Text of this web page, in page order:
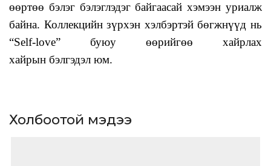
өөртөө бэлэг бэлэглэдэг байгаасай хэмээн уриалж
байна. Коллекцийн зүрхэн хэлбэртэй бөгжнүүд нь
“Self-love” буюу өөрийгөө хайрлах
хайрын бэлгэдэл юм.
Холбоотой мэдээ